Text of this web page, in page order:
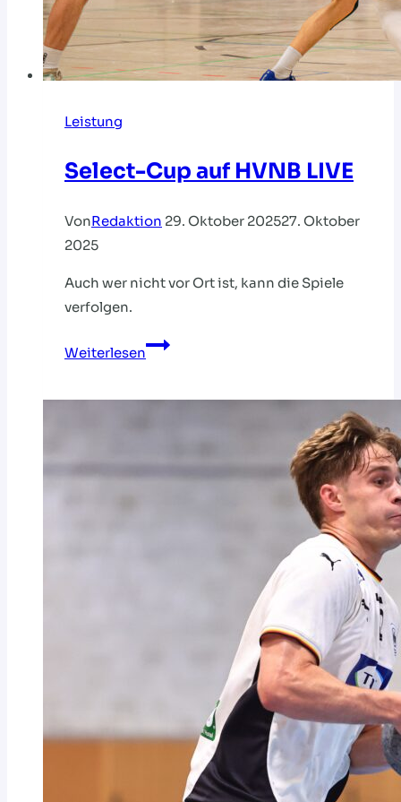
Leistung
Select-Cup auf HVNB LIVE
VonRedaktion 29. Oktober 202527. Oktober
2025
Auch wer nicht vor Ort ist, kann die Spiele
verfolgen.
Weiterlesen
Select-